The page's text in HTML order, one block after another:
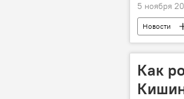
5 ноября
Новости
звезды
Как